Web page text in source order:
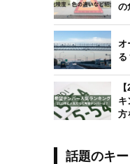
の
オ
る
キ
方
話題のキ